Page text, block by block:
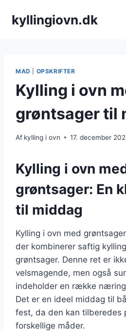
kyllingiovn.dk
MAD OPSKRIFTER
Kylling i ovn
grøntsager til
Af kylling i ovn 17. december
Kylling i ovn
grøntsager: En
til middag
Kylling i ovn med
der kombinerer saftig
grøntsager. Denne ret er
velsmagende, men også
indeholder en række
Det er en ideel middag til
fest, da den kan tilberedes
forskellige måder.